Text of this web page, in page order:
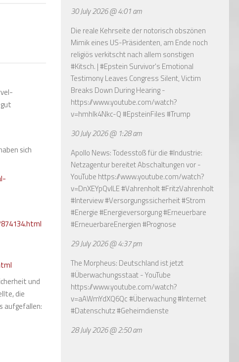
sich
und
die
aufgefallen:
30 July 2026 @ 4:01 am
Die reale Kehrseite der notorisch obszönen
Mimik eines US-Präsidenten, am Ende noch
religiös verkitscht nach allem sonstigen
#Kitsch. | #Epstein Survivor's Emotional
Testimony Leaves Congress Silent, Victim
Breaks Down During Hearing -
https://www.youtube.com/watch?
v=hmhlk4Nkc-Q#EpsteinFiles #Trump
30 July 2026 @ 1:28 am
Apollo News: Todesstoß für die #Industrie:
Netzagentur bereitet Abschaltungen vor -
YouTube https://www.youtube.com/watch?
v=DnXEYpQvILE#Vahrenholt #FritzVahrenholt
#Interview #Versorgungssicherheit #Strom
#Energie #Energieversorgung #Erneuerbare
#ErneuerbareEnergien #Prognose
29 July 2026 @ 4:37 pm
The Morpheus: Deutschland ist jetzt
#Überwachungsstaat - YouTube
https://www.youtube.com/watch?
v=aAWmYdXQ6Qc#Überwachung #Internet
#Datenschutz #Geheimdienste
28 July 2026 @ 2:50 am